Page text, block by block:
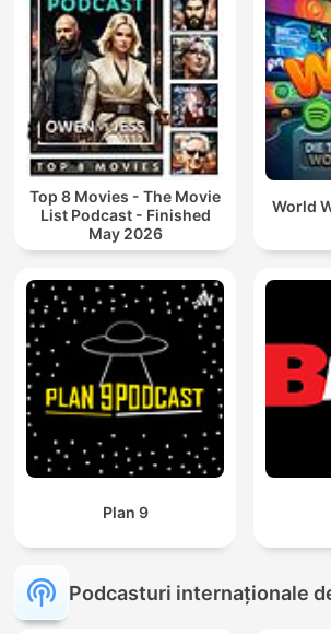
Top 8 Movies - The Movie
List Podcast - Finished
May 2026
World
Plan 9
Podcasturi internaționale